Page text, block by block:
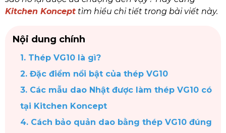
Kitchen Koncept tìm hiểu chi tiết trong bài viết này.
Nội dung chính
1. Thép VG10 là gì?
2. Đặc điểm nổi bật của thép VG10
3. Các mẫu dao Nhật được làm thép VG10 có
tại Kitchen Koncept
4. Cách bảo quản dao bằng thép VG10 đúng